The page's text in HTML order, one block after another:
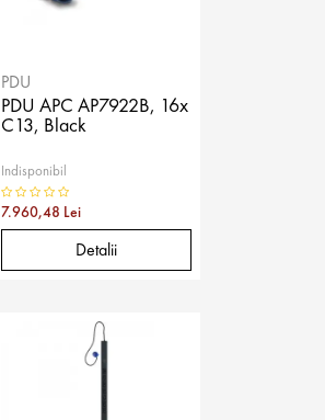
PDU
PDU APC AP7922B, 16x
C13, Black
Indisponibil
7.960,48 Lei
Detalii